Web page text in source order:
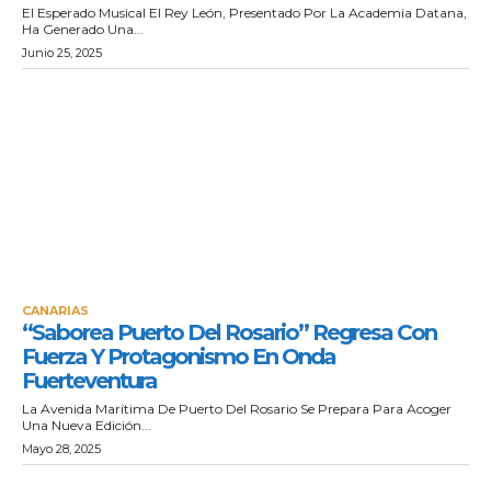
El Esperado Musical El Rey León, Presentado Por La Academia Datana,
Ha Generado Una...
Junio 25, 2025
CANARIAS
“Saborea Puerto Del Rosario” Regresa Con
Fuerza Y Protagonismo En Onda
Fuerteventura
La Avenida Marítima De Puerto Del Rosario Se Prepara Para Acoger
Una Nueva Edición...
Mayo 28, 2025